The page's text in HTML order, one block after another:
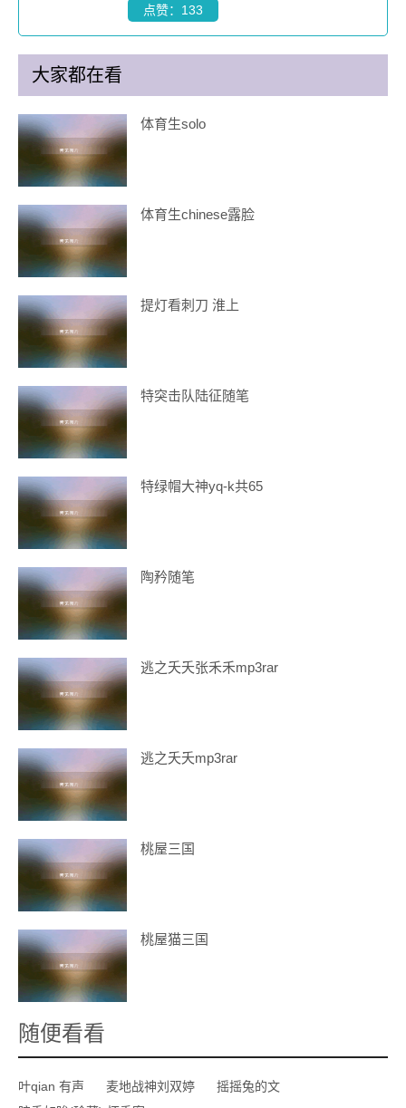
点赞：133
大家都在看
体育生solo
体育生chinese露脸
提灯看刺刀 淮上
特突击队陆征随笔
特绿帽大神yq-k共65
陶矜随笔
逃之夭夭张禾禾mp3rar
逃之夭夭mp3rar
桃屋三国
桃屋猫三国
随便看看
叶qian 有声 麦地战神刘双婷
摇摇兔的文